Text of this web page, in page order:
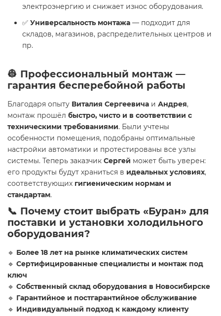
электроэнергию и снижает износ оборудования.
✅ Универсальность монтажа — подходит для
складов, магазинов, распределительных центров и
пр.
👷 Профессиональный монтаж —
гарантия бесперебойной работы
Благодаря опыту Виталия Сергеевича и Андрея,
монтаж прошёл быстро, чисто и в соответствии с
техническими требованиями. Были учтены
особенности помещения, подобраны оптимальные
настройки автоматики и протестированы все узлы
системы. Теперь заказчик Сергей может быть уверен:
его продукты будут храниться в идеальных условиях,
соответствующих гигиеническим нормам и
стандартам.
📞 Почему стоит выбрать «Буран» для
поставки и установки холодильного
оборудования?
🔹 Более 18 лет на рынке климатических систем
🔹 Сертифицированные специалисты и монтаж под
ключ
🔹 Собственный склад оборудования в Новосибирске
🔹 Гарантийное и постгарантийное обслуживание
🔹 Индивидуальный подход к каждому клиенту